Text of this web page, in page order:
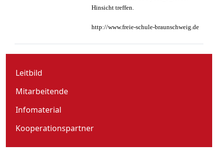
Hinsicht treffen.
http://www.freie-schule-braunschweig.de
Leitbild
Mitarbeitende
Infomaterial
Kooperationspartner